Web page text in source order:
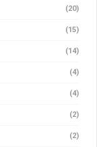
(20)
(15)
(14)
(4)
(4)
(2)
(2)